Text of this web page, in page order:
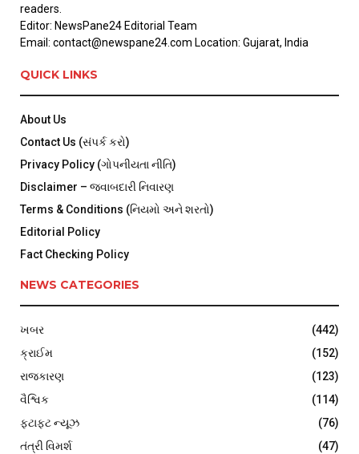
readers.
Editor: NewsPane24 Editorial Team
Email: contact@newspane24.com Location: Gujarat, India
QUICK LINKS
About Us
Contact Us (સંપર્ક કરો)
Privacy Policy (ગોપનીયતા નીતિ)
Disclaimer – જવાબદારી નિવારણ
Terms & Conditions (નિયમો અને શરતો)
Editorial Policy
Fact Checking Policy
NEWS CATEGORIES
ખબર
(442)
ક્રાઈમ
(152)
રાજકારણ
(123)
વૈશ્વિક
(114)
ફટાફટ ન્યૂઝ
(76)
તંત્રી વિમર્શ
(47)